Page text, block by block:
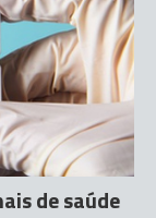
de saúde